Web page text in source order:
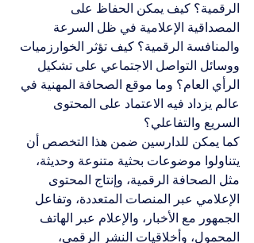
الرقمية؟ كيف يمكن الحفاظ على
المصداقية الإعلامية في ظل السرعة
والمنافسة الرقمية؟ كيف تؤثر الخوارزميات
ووسائل التواصل الاجتماعي على تشكيل
الرأي العام؟ وما موقع الصحافة المهنية في
عالم يزداد فيه الاعتماد على المحتوى
السريع والتفاعلي؟
كما يمكن للدارسين ضمن هذا التخصص أن
يتناولوا موضوعات بحثية متنوعة وحديثة،
مثل الصحافة الرقمية، وإنتاج المحتوى
الإعلامي عبر المنصات المتعددة، وتفاعل
الجمهور مع الأخبار، والإعلام عبر الهاتف
المحمول، وأخلاقيات النشر الرقمي،